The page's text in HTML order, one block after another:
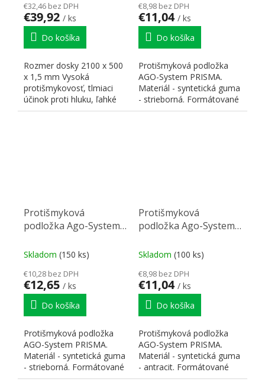
€32,46 bez DPH
€39,92 / ks
Do košíka
Rozmer dosky 2100 x 500
x 1,5 mm Vysoká
protišmykovosť, tlmiaci
účinok proti hluku, ľahké
formátovanie.
€8,98 bez DPH
€11,04 / ks
Do košíka
Protišmyková podložka
AGO-System PRISMA.
Materiál - syntetická guma
- strieborná. Formátované
pre zásuvky Strong Box...
Protišmyková
podložka Ago-System
strieborná 781x474mm
Skladom (150 ks)
€10,28 bez DPH
€12,65 / ks
Do košíka
Protišmyková podložka
AGO-System PRISMA.
Materiál - syntetická guma
- strieborná. Formátované
pre zásuvky Strong Box...
Protišmyková
podložka Ago-System
antracit 681x474mm
Skladom (100 ks)
€8,98 bez DPH
€11,04 / ks
Do košíka
Protišmyková podložka
AGO-System PRISMA.
Materiál - syntetická guma
- antracit. Formátované
pre zásuvky Strong Box...